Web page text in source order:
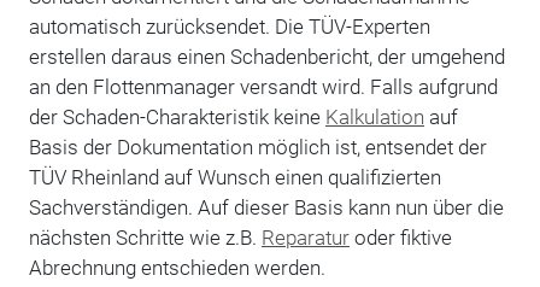
automatisch zurücksendet. Die TÜV-Experten
erstellen daraus einen Schadenbericht, der umgehend
an den Flottenmanager versandt wird. Falls aufgrund
der Schaden-Charakteristik keine Kalkulation auf
Basis der Dokumentation möglich ist, entsendet der
TÜV Rheinland auf Wunsch einen qualifizierten
Sachverständigen. Auf dieser Basis kann nun über die
nächsten Schritte wie z.B. Reparaturoder fiktive
Abrechnung entschieden werden.